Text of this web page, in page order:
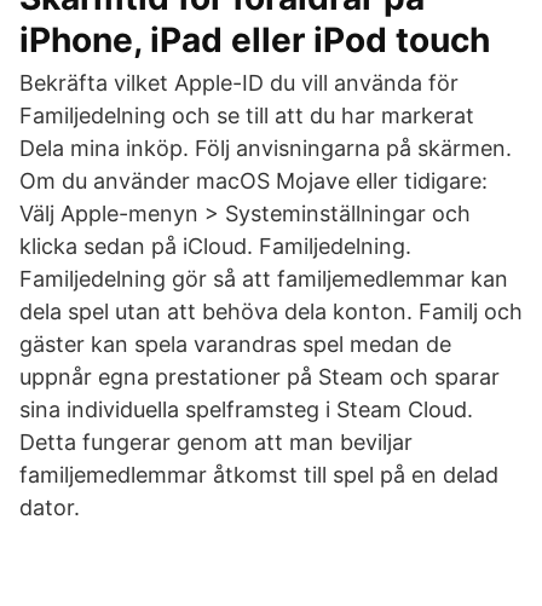
iPhone, iPad eller iPod touch
Bekräfta vilket Apple-ID du vill använda för
Familjedelning och se till att du har markerat
Dela mina inköp. Följ anvisningarna på skärmen.
Om du använder macOS Mojave eller tidigare:
Välj Apple-menyn > Systeminställningar och
klicka sedan på iCloud. Familjedelning.
Familjedelning gör så att familjemedlemmar kan
dela spel utan att behöva dela konton. Familj och
gäster kan spela varandras spel medan de
uppnår egna prestationer på Steam och sparar
sina individuella spelframsteg i Steam Cloud.
Detta fungerar genom att man beviljar
familjemedlemmar åtkomst till spel på en delad
dator.